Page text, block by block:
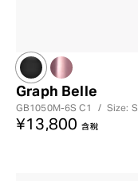
Graph Belle
GB1050M-6SC1 / Size: S
¥13,800 含稅